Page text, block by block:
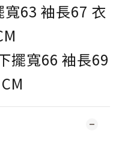
63 袖長67 衣
擺寬66 袖長69